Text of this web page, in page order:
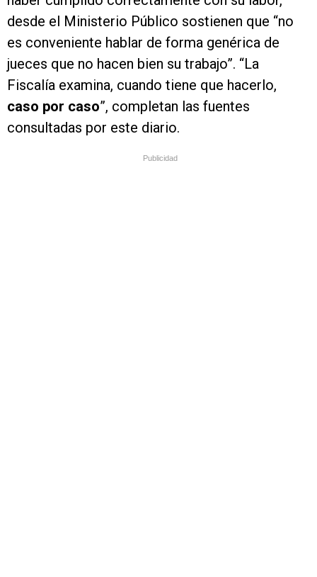
desde el Ministerio Público sostienen que “no
es conveniente hablar de forma genérica de
jueces que no hacen bien su trabajo”. “La
Fiscalía examina, cuando tiene que hacerlo,
caso por caso”, completan las fuentes
consultadas por este diario.
Publicidad